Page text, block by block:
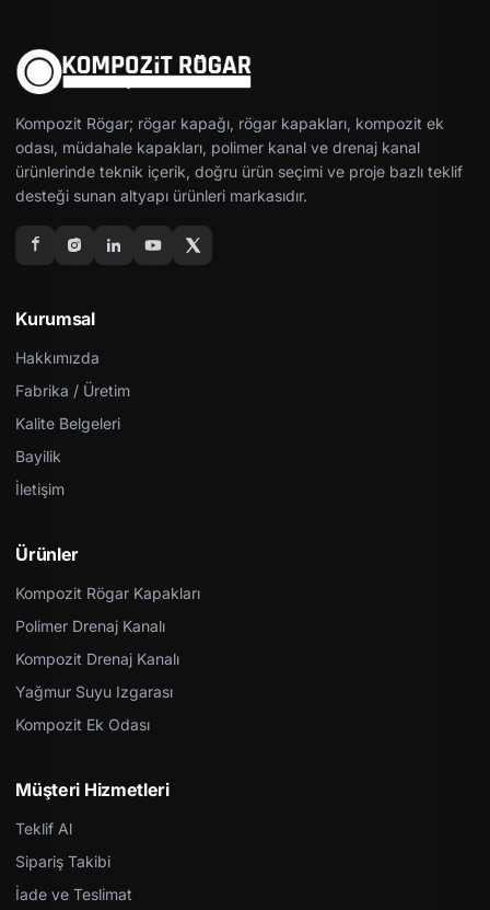
Kompozit Rögar; rögar kapağı, rögar kapakları, kompozit ek
odası, müdahale kapakları, polimer kanal ve drenaj kanal
ürünlerinde teknik içerik, doğru ürün seçimi ve proje bazlı teklif
desteği sunan altyapı ürünleri markasıdır.
Kurumsal
Hakkımızda
Fabrika / Üretim
Kalite Belgeleri
Bayilik
İletişim
Ürünler
Kompozit Rögar Kapakları
Polimer Drenaj Kanalı
Kompozit Drenaj Kanalı
Yağmur Suyu Izgarası
Kompozit Ek Odası
Müşteri Hizmetleri
Teklif Al
Sipariş Takibi
İade ve Teslimat